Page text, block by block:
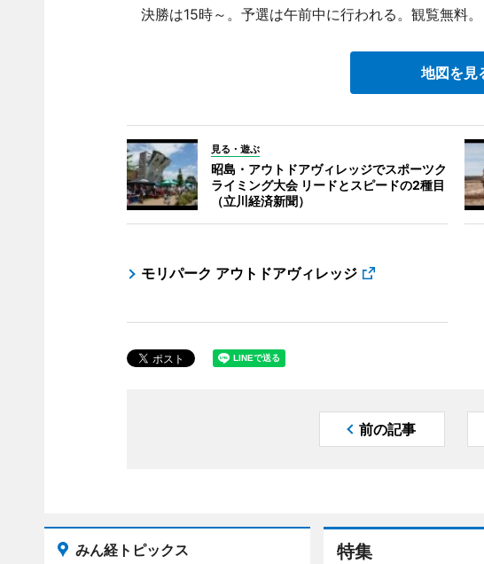
決勝は15時～。予選は午前中に行われる。観覧無料。
地図を見
見る・遊ぶ
昭島・アウトドアヴィレッジでスポーツク
ライミング大会 リードとスピードの2種目
（立川経済新聞）
モリパーク アウトドアヴィレッジ
前の記事
特集
みん経トピックス